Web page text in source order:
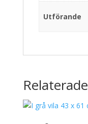
Utförande